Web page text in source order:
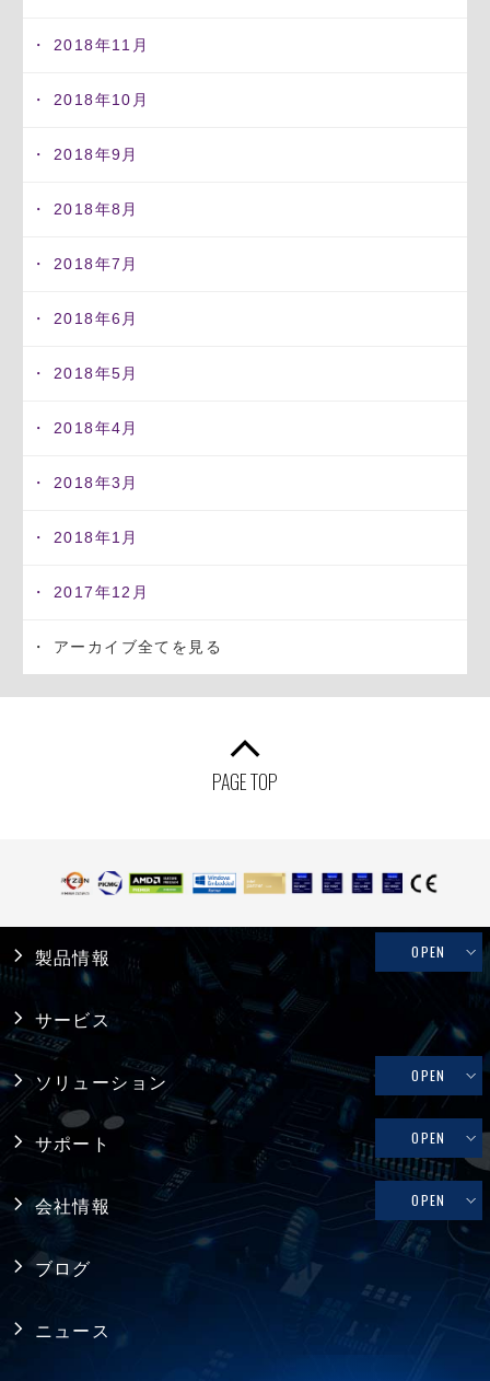
2018年11月
2018年10月
2018年9月
2018年8月
2018年7月
2018年6月
2018年5月
2018年4月
2018年3月
2018年1月
2017年12月
アーカイブ全てを見る
PAGE TOP
製品情報 OPEN
産業用PC
システム製品
産業用マザーボード
コンピュータ・オン・モジュール
シングルボードコンピュータ
バックプレーン
サービス
ソリューション OPEN
リテール・物流
メディカル
ファクトリーオートメーション
サポート OPEN
修理依頼、技術的なお問い合わせ
会社情報 OPEN
採用情報
ブログ
ニュース